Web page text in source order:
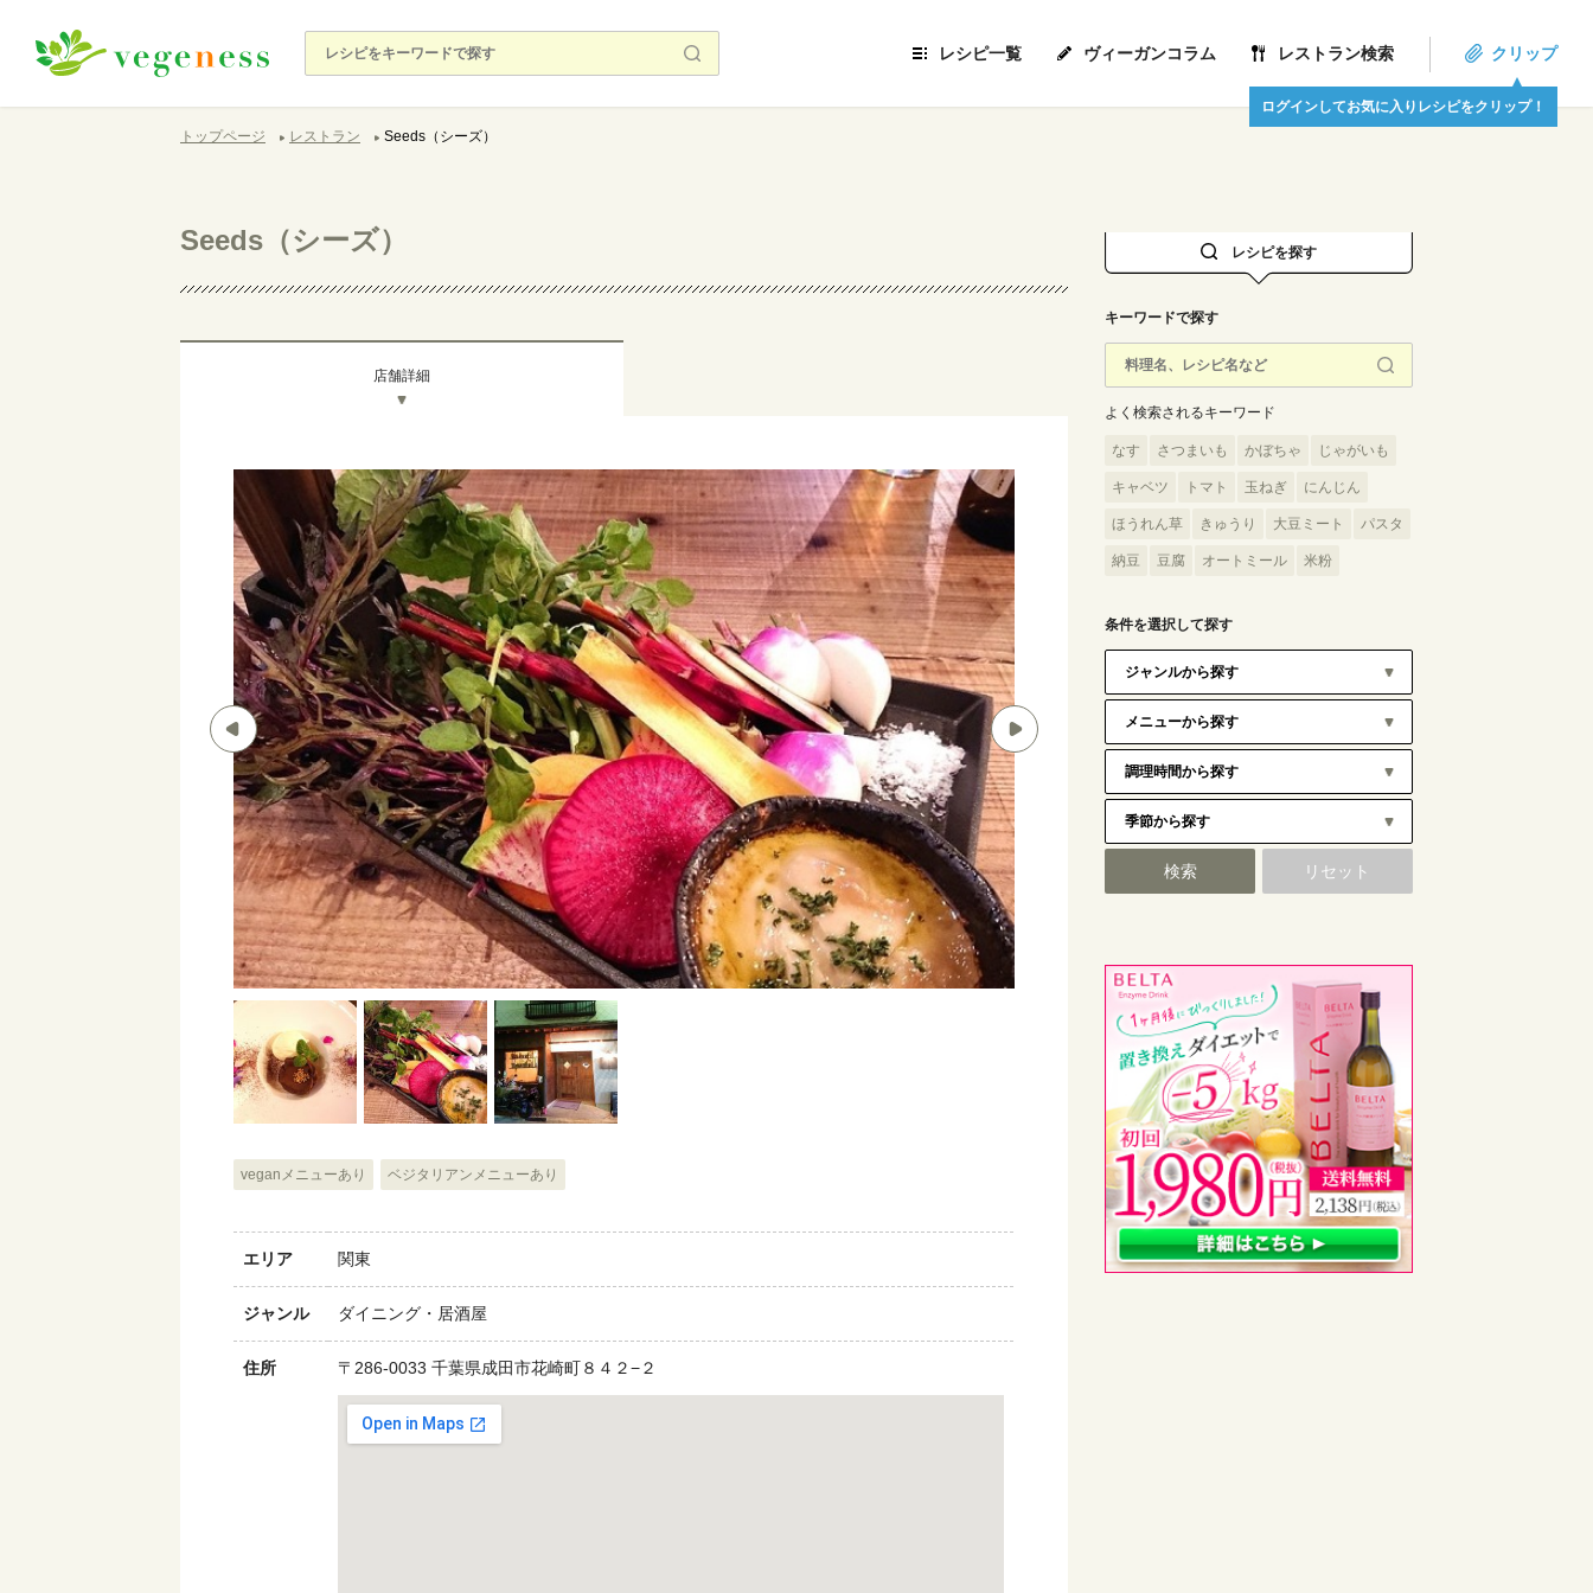
レシピ一覧 ヴィーガンコラム レストラン検索 クリップ
ログインしてお気に入りレシピをクリップ！
トップページ
レストラン Seeds（シーズ）
Seeds（シーズ）
店舗詳細
veganメニューあり ベジタリアンメニューあり
エリア 関東
ジャンル ダイニング・居酒屋
住所 〒286-0033 千葉県成田市花崎町８４２−２
レシピを探す
キーワードで探す
よく検索されるキーワード
なす さつまいも かぼちゃ じゃがいも
キャベツ トマト 玉ねぎ にんじん
ほうれん草 きゅうり 大豆ミート パスタ
納豆 豆腐 オートミール 米粉
条件を選択して探す